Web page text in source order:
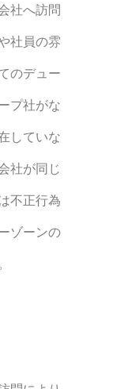
社へ訪問
社員の雰
のデュー
プ社がな
していな
社が同じ
不正行為
ゾーンの